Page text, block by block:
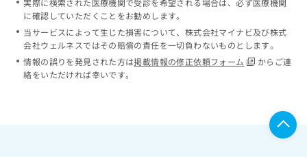
に確認していただくことをお勧めします。
当サービスによって生じた損害について、株式会社マイナビ及び株式
会社ウェルネスではその賠償の責任を一切負わないものとします。
情報の誤りを発見された方は掲載情報の修正依頼フォーム
からご連
絡をいただければ幸いです。